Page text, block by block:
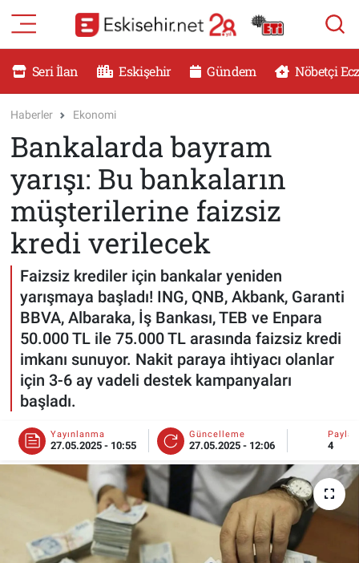
Seri İlan Eskişehir Gündem Nöbetçi
Haberler Ekonomi
Bankalarda bayram
yarışı: Bu bankaların
müşterilerine faizsiz
kredi verilecek
Faizsiz krediler için bankalar yeniden
yarışmaya başladı! ING, QNB, Akbank, Garanti
BBVA, Albaraka, İş Bankası, TEB ve Enpara
50.000 TL ile 75.000 TL arasında faizsiz kredi
imkanı sunuyor. Nakit paraya ihtiyacı olanlar
için 3-6 ay vadeli destek kampanyaları
başladı.
Yayınlanma
27.05.2025 - 10:55
Güncelleme
27.05.2025 - 12:06 4
RESMİ İLANLAR
DÜNYA
SAĞLIK
MAGAZİN
KADIN
TEKNOLOJİ
YEMEK
ESKİŞEHİR NÖBETÇİ ECZANELER
Eskişehir Haber İçerikleri
Eskişehir Hava Durumu
Eskişehir Tramvay Saatleri
Eskişehir Otobüs Saatleri
Eskişehir Nöbetçi Eczaneler
Eskişehir Namaz Vakitleri
Eskişehir Trafik Yoğunluk Haritası
Süper Lig Puan Durumu ve Fikstür
Tüm Manşetler
Son Dakika Haberleri
Haber Arşivi